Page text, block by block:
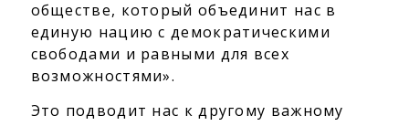
обществе, который объединит нас в
единую нацию с демократическими
свободами и равными для всех
возможностями».
Это подводит нас к другому важному